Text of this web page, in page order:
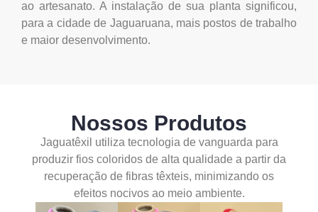
ao artesanato. A instalação de sua planta significou,
para a cidade de Jaguaruana, mais postos de trabalho
e maior desenvolvimento.
Nossos Produtos
Jaguatêxil utiliza tecnologia de vanguarda para
produzir fios coloridos de alta qualidade a partir da
recuperação de fibras têxteis, minimizando os
efeitos nocivos ao meio ambiente.